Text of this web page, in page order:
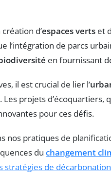
d’espaces verts et
l’intégration de parcs
en fournissant
il est crucial de lier l’
Les projets
pour ces défis.
nos pratiques de
du changement
stratégies de